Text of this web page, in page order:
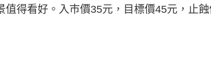
值得看好。入巿價35元，目標價45元，止